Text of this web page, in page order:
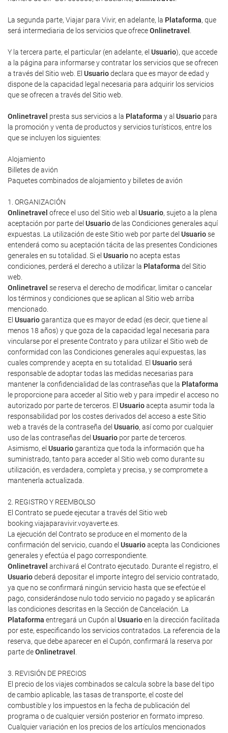
La segunda parte, Viajar para Vivir, en adelante, la Plataforma, que
será intermediaria de los servicios que ofreceOnlinetravel .
Y la tercera parte, el particular (en adelante, el Usuario), que accede
a la página para informarse y contratar los servicios que se ofrecen
a través del Sitio web. El Usuariodeclara que es mayor de edad y
dispone de la capacidad legal necesaria para adquirir los servicios
que se ofrecen a través del Sitio web.
Onlinetravel presta sus servicios a la Plataforma y al Usuario para
la promoción y venta de productos y servicios turísticos, entre los
que se incluyen los siguientes:
Alojamiento
Billetes de avión
Paquetes combinados de alojamiento y billetes de avión
1. ORGANIZACIÓN
Onlinetravel ofrece el uso del Sitio web al Usuario, sujeto a la plena
aceptación por parte del Usuariode las Condiciones generales aquí
expuestas. La utilización de este Sitio web por parte del Usuariose
entenderá como su aceptación tácita de las presentes Condiciones
generales en su totalidad. Si el Usuario no acepta estas
condiciones, perderá el derecho a utilizar la Plataforma del Sitio
web.
Onlinetravel se reserva el derecho de modificar, limitar o cancelar
los términos y condiciones que se aplican al Sitio web arriba
mencionado.
El Usuariogarantiza que es mayor de edad (es decir, que tiene al
menos 18 años) y que goza de la capacidad legal necesaria para
vincularse por el presente Contrato y para utilizar el Sitio web de
conformidad con las Condiciones generales aquí expuestas, las
cuales comprende y acepta en su totalidad. El Usuarioserá
responsable de adoptar todas las medidas necesarias para
mantener la confidencialidad de las contraseñas que la Plataforma
le proporcione para acceder al Sitio web y para impedir el acceso no
autorizado por parte de terceros. El Usuarioacepta asumir toda la
responsabilidad por los costes derivados del acceso a este Sitio
web a través de la contraseña del Usuario, así como por cualquier
uso de las contraseñas del Usuario por parte de terceros.
Asimismo, el Usuariogarantiza que toda la información que ha
suministrado, tanto para acceder al Sitio web como durante su
utilización, es verdadera, completa y precisa, y se compromete a
mantenerla actualizada.
2. REGISTRO Y REEMBOLSO
El Contrato se puede ejecutar a través del Sitio web
booking.viajaparavivir.voyaverte.es.
La ejecución del Contrato se produce en el momento de la
confirmación del servicio, cuando el Usuarioacepta las Condiciones
generales y efectúa el pago correspondiente.
Onlinetravel archivará el Contrato ejecutado. Durante el registro, el
Usuariodeberá depositar el importe íntegro del servicio contratado,
ya que no se confirmará ningún servicio hasta que se efectúe el
pago, considerándose nulo todo servicio no pagado y se aplicarán
las condiciones descritas en la Sección de Cancelación. La
Plataforma entregará un Cupón al Usuarioen la dirección facilitada
por este, especificando los servicios contratados. La referencia de la
reserva, que debe aparecer en el Cupón, confirmará la reserva por
parte deOnlinetravel .
3. REVISIÓN DE PRECIOS
El precio de los viajes combinados se calcula sobre la base del tipo
de cambio aplicable, las tasas de transporte, el coste del
combustible y los impuestos en la fecha de publicación del
programa o de cualquier versión posterior en formato impreso.
Cualquier variación en los precios de los artículos mencionados